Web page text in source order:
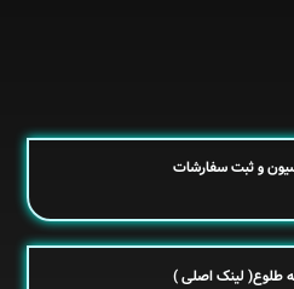
و ثبت سفارشات
طلوع( لینک اصلی )